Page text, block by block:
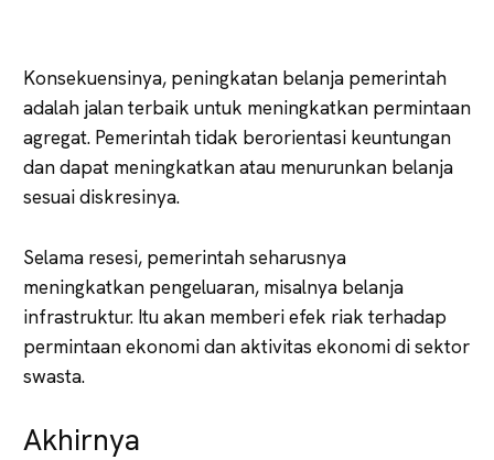
Konsekuensinya, peningkatan belanja pemerintah
adalah jalan terbaik untuk meningkatkan permintaan
agregat. Pemerintah tidak berorientasi keuntungan
dan dapat meningkatkan atau menurunkan belanja
sesuai diskresinya.
Selama resesi, pemerintah seharusnya
meningkatkan pengeluaran, misalnya belanja
infrastruktur. Itu akan memberi efek riak terhadap
permintaan ekonomi dan aktivitas ekonomi di sektor
swasta.
Akhirnya